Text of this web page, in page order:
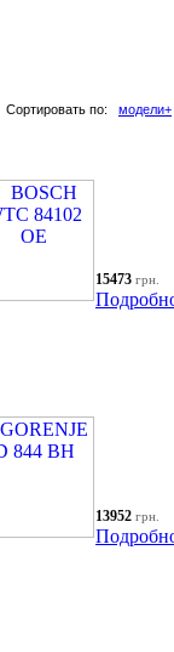
Сортировать по: модели+
15473 грн.
13952 грн.